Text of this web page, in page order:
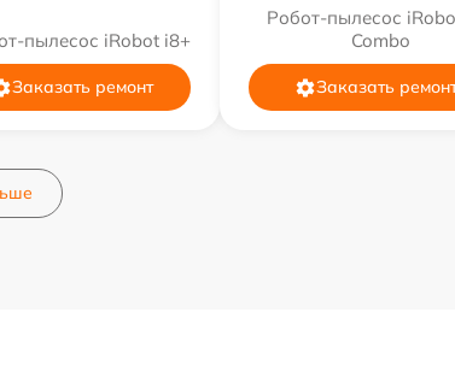
пылесос iRobot i8+
Заказать ремонт
Робот-пылесос
Combo
Заказать